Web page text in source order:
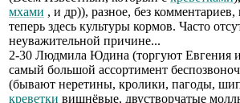
мхами , и др)), разное, без
теперь здесь культуры кормов. Часто
неуважительной причине...
2-30 Людмила Юдина (торгуют Евгения
самый большой ассортимент
(бывают неретины, кролики, пагоды,
креветки вишнёвые, двустворчатые